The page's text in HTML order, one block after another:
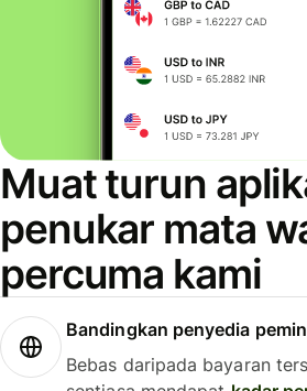
Muat turun
penukar mata
percuma kami
Bandingkan penyedia
Bebas daripada bayaran